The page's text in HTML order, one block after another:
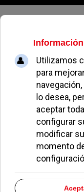
Más
Más Madrid apoya
Siroco pero pide
09 Julio 2026